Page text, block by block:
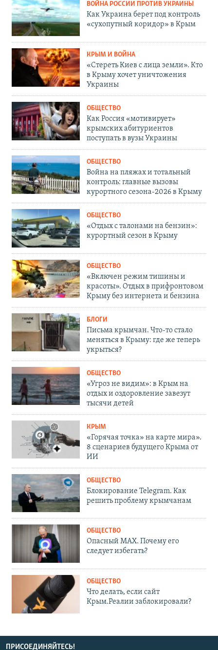
ВОЙНА РОССИИ ПРОТИВ УКРАИНЫ
Как Украина берет под контроль
«сухопутный коридор» в Крым
КРЫМ И ВОЙНА
«Стереть Киев с лица земли». Кто
в Крыму хочет уничтожения
Украины
ОБЩЕСТВО
Как Россия «мотивирует»
крымских абитуриентов
поступать в вузы Украины
ОБЩЕСТВО
Война на пляжах и тотальный
контроль: главные вызовы
курортного сезона-2026 в Крыму
ОБЩЕСТВО
«Отдых с талонами на бензин»:
курортный сезон в Крыму
ОБЩЕСТВО
«Включен режим тишины и
красоты». Отдых в прифронтовом
Крыму без интернета и бензина
БЛОГИ
Письма крымчан. Что-то стало
меняться в Крыму: где же теперь
укрыться?
ОБЩЕСТВО
«Угроз не видим»: в Крым на
отдых и оздоровление завезут
тысячи детей
КРЫМ
«Горячая точка» на карте мира».
8 сценариев будущего Крыма от
ИИ
ОБЩЕСТВО
Блокирование Telegram. Как
решить проблему крымчанам
ОБЩЕСТВО
Опасный MAX. Почему его
следует избегать?
ОБЩЕСТВО
Что делать, если сайт
Крым.Реалии заблокировали?
ПРИСОЕДИНЯЙТЕСЬ!